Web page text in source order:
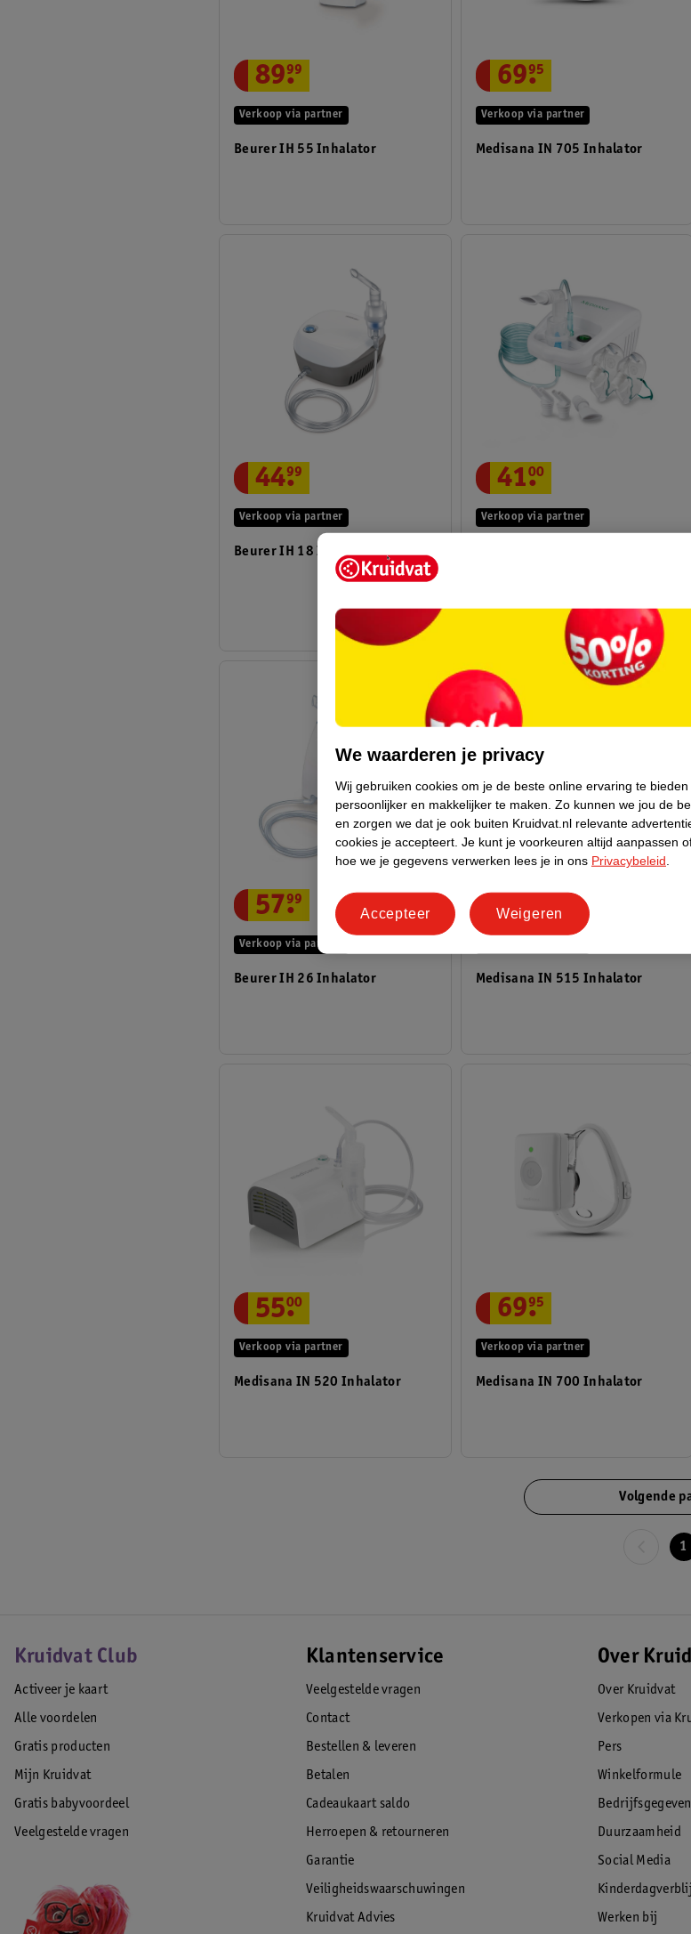
Beurer IH 55 Inhalator
Verkoop via partner
89.
99
Medisana IN 705 Inhalator
Verkoop via partner
69.
95
Beurer IH 18 Inhalator
Verkoop via partner
44.
99
Verkoop via partner
41.
00
Beurer IH 26 Inhalator
Verkoop via partner
57.
99
Medisana IN 515 Inhalator
34.
Medisana IN 520 Inhalator
Verkoop via partner
55.
00
Medisana IN 700 Inhalator
Verkoop via partner
69.
95
Volgende
1
Kruidvat Club
Activeer je kaart
Alle voordelen
Gratis producten
Mijn Kruidvat
Gratis babyvoordeel
Veelgestelde vragen
Klantenservice
Veelgestelde vragen
Contact
Bestellen & leveren
Betalen
Cadeaukaart saldo
Herroepen & retourneren
Garantie
Veiligheidswaarschuwingen
Kruidvat Advies
Over
Over Kruidvat
Verkopen via
Pers
Winkelformule
Duurzaamheid
Social Media
Werken bij
We waarderen je privacy
Wij gebruiken cookies om je de beste online ervaring te
persoonlijker en makkelijker te maken. Zo kunnen we jou de
en zorgen we dat je ook buiten Kruidvat.nl relevante
cookies je accepteert. Je kunt je voorkeuren altijd aanpassen
hoe we je gegevens verwerken lees je in ons Privacybeleid
Weigeren
Accepteer